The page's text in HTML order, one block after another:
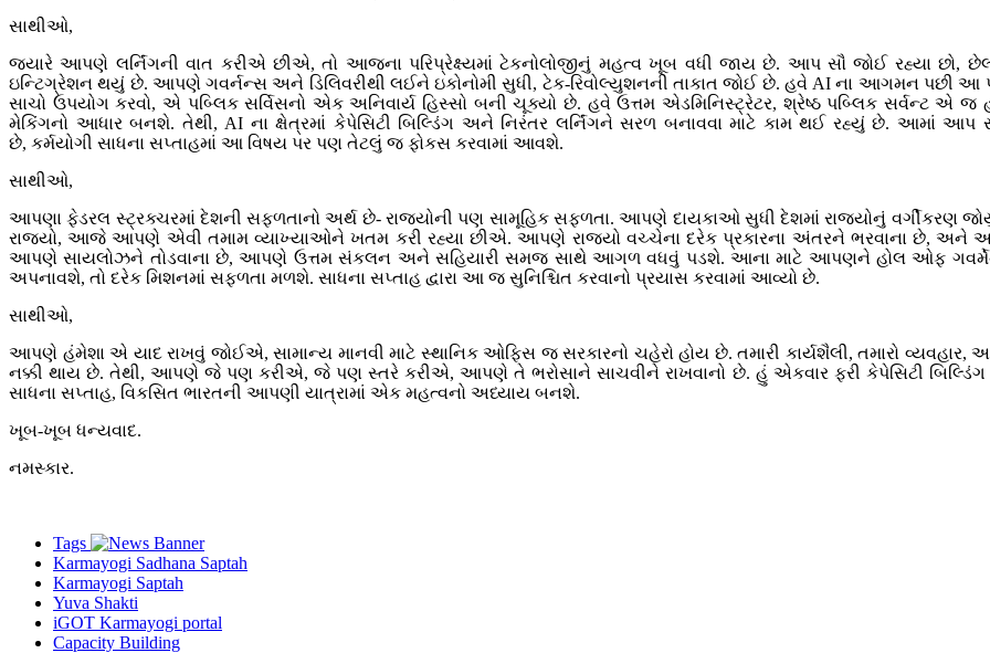
સાથીઓ,
જ્યારે આપણે લર્નિંગની વાત કરીએ છીએ, તો આજના પરિપ્રેક્ષ્યમાં ટેકનોલોજીનું મહત્વ ખૂબ વધી જાય છે. આપ સૌ જોઈ રહ્યા છો,
ઇન્ટિગ્રેશન થયું છે. આપણે ગવર્નન્સ અને ડિલિવરીથી લઈને ઇકોનોમી સુધી, ટેક-રિવોલ્યુશનની તાકાત જોઈ છે. હવે AI ના આગમન પછી આ
સાચો ઉપયોગ કરવો, એ પબ્લિક સર્વિસનો એક અનિવાર્ય હિસ્સો બની ચૂક્યો છે. હવે ઉત્તમ એડમિનિસ્ટ્રેટર, શ્રેષ્ઠ પબ્લિક સર્વન્ટ
મેકિંગનો આધાર બનશે. તેથી, AI ના ક્ષેત્રમાં કેપેસિટી બિલ્ડિંગ અને નિરંતર લર્નિંગને સરળ બનાવવા માટે કામ થઈ રહ્યું છે. આમાં
છે, કર્મયોગી સાધના સપ્તાહમાં આ વિષય પર પણ તેટલું જ ફોકસ કરવામાં આવશે.
સાથીઓ,
આપણા ફેડરલ સ્ટ્રક્ચરમાં દેશની સફળતાનો અર્થ છે- રાજ્યોની પણ સામૂહિક સફળતા. આપણે દાયકાઓ સુધી દેશમાં રાજ્યોનું વર્ગીકરણ
રાજ્યો, આજે આપણે એવી તમામ વ્યાખ્યાઓને ખતમ કરી રહ્યા છીએ. આપણે રાજ્યો વચ્ચેના દરેક પ્રકારના અંતરને ભરવાના છે, અને
આપણે સાયલોઝને તોડવાના છે, આપણે ઉત્તમ સંકલન અને સહિયારી સમજ સાથે આગળ વધવું પડશે. આના માટે આપણને હોલ ઓફ
અપનાવશે, તો દરેક મિશનમાં સફળતા મળશે. સાધના સપ્તાહ દ્વારા આ જ સુનિશ્ચિત કરવાનો પ્રયાસ કરવામાં આવ્યો છે.
સાથીઓ,
આપણે હંમેશા એ યાદ રાખવું જોઈએ, સામાન્ય માનવી માટે સ્થાનિક ઓફિસ જ સરકારનો ચહેરો હોય છે. તમારી કાર્યશૈલી, તમારો વ્યવહાર,
નક્કી થાય છે. તેથી, આપણે જે પણ કરીએ, જે પણ સ્તરે કરીએ, આપણે તે ભરોસાને સાચવીને રાખવાનો છે. હું એકવાર ફરી કેપેસિટી
સાધના સપ્તાહ, વિકસિત ભારતની આપણી યાત્રામાં એક મહત્વનો અધ્યાય બનશે.
ખૂબ-ખૂબ ધન્યવાદ.
નમસ્કાર.
Tags
Karmayogi Sadhana Saptah
Karmayogi Saptah
Yuva Shakti
iGOT Karmayogi portal
Capacity Building